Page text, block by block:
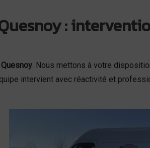
:
. Nous mettons à votre
intervient avec réactivité et